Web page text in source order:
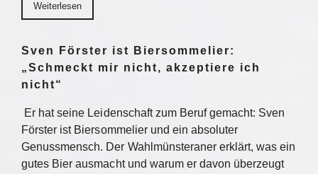
Weiterlesen
Sven Förster ist Biersommelier:
„Schmeckt mir nicht, akzeptiere ich
nicht“
Er hat seine Leidenschaft zum Beruf gemacht: Sven
Förster ist Biersommelier und ein absoluter
Genussmensch. Der Wahlmünsteraner erklärt, was ein
gutes Bier ausmacht und warum er davon überzeugt